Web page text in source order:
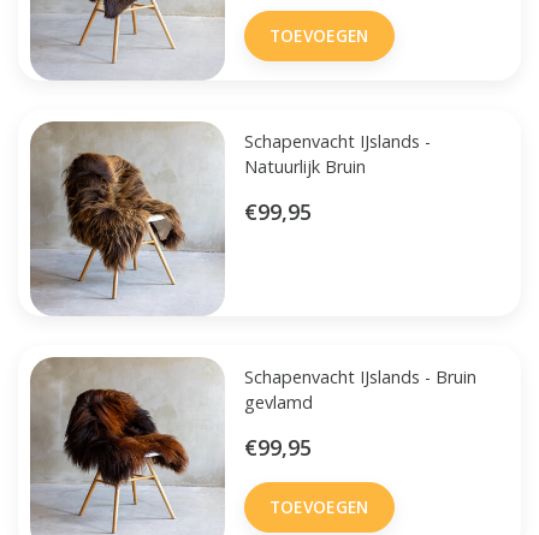
TOEVOEGEN
Schapenvacht IJslands -
Natuurlijk Bruin
€99,95
Schapenvacht IJslands - Bruin
gevlamd
€99,95
TOEVOEGEN